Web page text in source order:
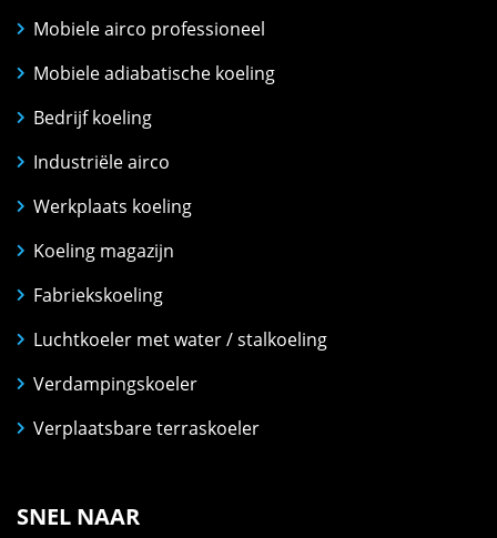
Mobiele airco professioneel
Mobiele adiabatische koeling
Bedrijf koeling
Industriële airco
Werkplaats koeling
Koeling magazijn
Fabriekskoeling
Luchtkoeler met water / stalkoeling
Verdampingskoeler
Verplaatsbare terraskoeler
SNEL NAAR